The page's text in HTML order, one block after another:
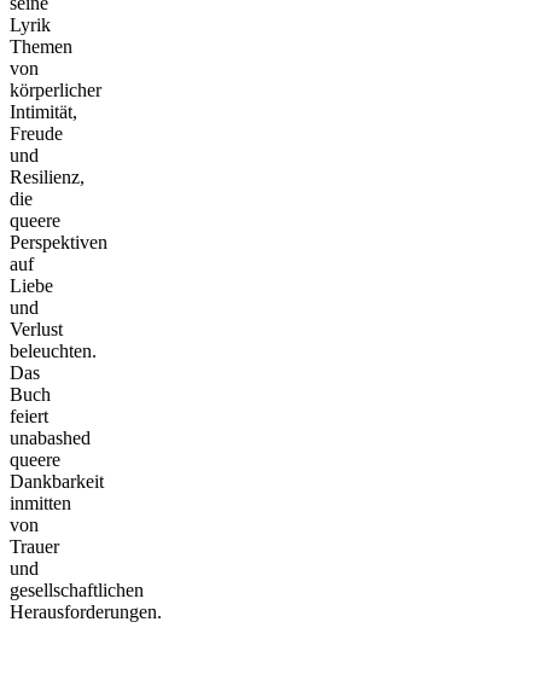
Lyrik
Themen
von
körperlicher
Intimität,
Freude
und
Resilienz,
die
queere
Perspektiven
auf
Liebe
und
Verlust
beleuchten.
Das
Buch
feiert
unabashed
queere
Dankbarkeit
inmitten
von
Trauer
und
gesellschaftlichen
Herausforderungen.